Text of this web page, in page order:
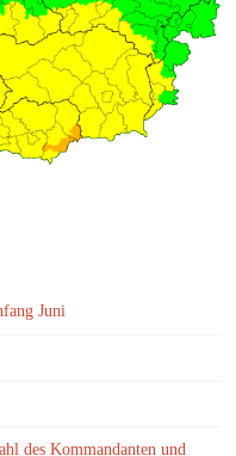
Juni
des Kommandanten und